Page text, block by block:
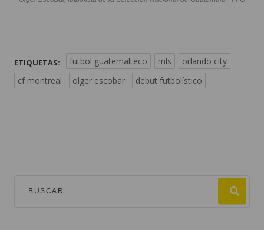
ETIQUETAS: futbol guatemalteco mls
orlando city
cf montreal
olger escobar debut futbolístico